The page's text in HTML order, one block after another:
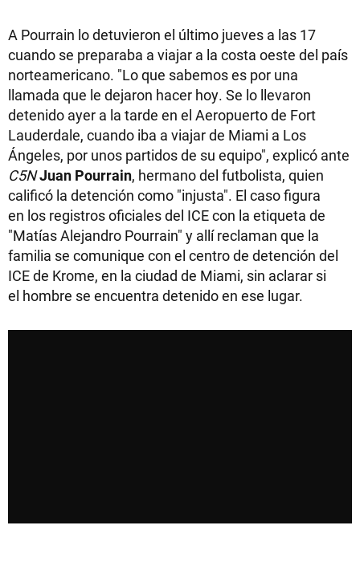
A Pourrain lo detuvieron el último jueves a las 17
cuando se preparaba a viajar a la costa oeste del país
norteamericano. "Lo que sabemos es por una
llamada que le dejaron hacer hoy. Se lo llevaron
detenido ayer a la tarde en el Aeropuerto de Fort
Lauderdale, cuando iba a viajar de Miami a Los
Ángeles, por unos partidos de su equipo", explicó ante
C5NJuan Pourrain, hermano del futbolista, quien
calificó la detención como "injusta". El caso figura
en los registros oficiales del ICE con la etiqueta de
"Matías Alejandro Pourrain" y allí reclaman que la
familia se comunique con el centro de detención del
ICE de Krome, en la ciudad de Miami, sin aclarar si
el hombre se encuentra detenido en ese lugar.